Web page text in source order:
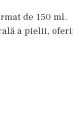
de 150 ml.
a pielii,